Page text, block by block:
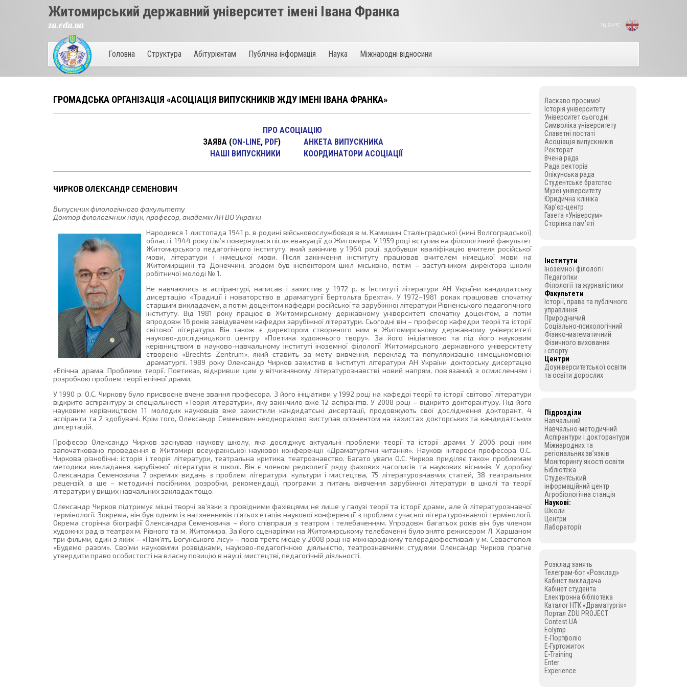
16,94 °C
Житомирський державний університет імені Івана Франка
zu.edu.ua
Головна Структура Абітурієнтам Публічна інформація Наука Міжнародні відносини
ГРОМАДСЬКА ОРГАНІЗАЦІЯ «АСОЦІАЦІЯ ВИПУСКНИКІВ ЖДУ ІМЕНІ ІВАНА ФРАНКА»
ПРО АСОЦІАЦІЮ
ЗАЯВА (ON-LINE, PDF)
АНКЕТА ВИПУСКНИКА
НАШI ВИПУСКНИКИ
КООРДИНАТОРИ АСОЦІАЦІЇ
ЧИРКОВ ОЛЕКСАНДР СЕМЕНОВИЧ
Випускник філологічного факультету
Доктор філологічних наук, професор, академік АН ВО України
Народився 1 листопада 1941 р. в родині військовослужбовця в м. Камишин Сталінградської (нині Волгоградської)
області. 1944 року сім’я повернулася після евакуації до Житомира. У 1959 році вступив на філологічний факультет
Житомирського педагогічного інституту, який закінчив у 1964 році, здобувши кваліфікацію вчителя російської
мови, літератури і німецької мови. Після закінчення інституту працював вчителем німецької мови на
Житомирщині та Донеччині, згодом був інспектором шкіл міськвно, потім – заступником директора школи
робітничої молоді № 1.
Не навчаючись в аспірантурі, написав і захистив у 1972 р. в Інституті літератури АН України кандидатську
дисертацію «Традиції і новаторство в драматургії Бертольта Брехта». У 1972–1981 роках працював спочатку
старшим викладачем, а потім доцентом кафедри російської та зарубіжної літератури Рівненського педагогічного
інституту. Від 1981 року працює в Житомирському державному університеті спочатку доцентом, а потім
впродовж 16 років завідувачем кафедри зарубіжної літератури. Сьогодні він – професор кафедри теорії та історії
світової літератури. Він також є директором створеного ним в Житомирському державному університеті
науково-дослідницького центру «Поетика художнього твору». За його ініціативою та під його науковим
керівництвом в науково-навчальному інституті іноземної філології Житомирського державного університету
створено «Brechts Zentrum», який ставить за мету вивчення, переклад та популяризацію німецькомовної
драматургії. 1989 року Олександр Чирков захистив в Інституті літератури АН України докторську дисертацію
«Епічна драма. Проблеми теорії. Поетика», відкривши цим у вітчизняному літературознавстві новий напрям, пов’язаний з осмисленням і
розробкою проблем теорії епічної драми.
У 1990 р. О.С. Чиркову було присвоєне вчене звання професора. З його ініціативи у 1992 році на кафедрі теорії та історії світової літератури
відкрито аспірантуру зі спеціальності «Теорія літератури», яку закінчило вже 12 аспірантів. У 2008 році – відкрито докторантуру. Під його
науковим керівництвом 11 молодих науковців вже захистили кандидатські дисертації, продовжують свої дослідження докторант, 4
аспіранти та 2 здобувачі. Крім того, Олександр Семенович неодноразово виступав опонентом на захистах докторських та кандидатських
дисертацій.
Професор Олександр Чирков заснував наукову школу, яка досліджує актуальні проблеми теорії та історії драми. У 2006 році ним
започатковано проведення в Житомирі всеукраїнської наукової конференції «Драматургічні читання». Наукові інтереси професора О.С.
Чиркова різнобічні: історія і теорія літератури, театральна критика, театрознавство. Багато уваги О.С. Чирков приділяє також проблемам
методики викладання зарубіжної літератури в школі. Він є членом редколегії ряду фахових часописів та наукових вісників. У доробку
Олександра Семеновича 7 окремих видань з проблем літератури, культури і мистецтва, 75 літературознавчих статей, 38 театральних
рецензій, а ще – методичні посібники, розробки, рекомендації, програми з питань вивчення зарубіжної літератури в школі та теорії
літератури у вищих навчальних закладах тощо.
Олександр Чирков підтримує міцні творчі зв’язки з провідними фахівцями не лише у галузі теорії та історії драми, але й літературознавчої
термінології. Зокрема, він був одним із натхненників п’ятьох етапів наукової конференції з проблем сучасної літературознавчої термінології.
Окрема сторінка біографії Олександра Семеновича – його співпраця з театром і телебаченням. Упродовж багатьох років він був членом
художніх рад в театрах м. Рівного та м. Житомира. За його сценаріями на Житомирському телебаченні було знято режисером Л. Харшаном
три фільми, один з яких – «Пам’ять Богунського лісу» – посів третє місце у 2008 році на міжнародному телерадіофестивалі у м. Севастополі
«Будемо разом». Своїми науковими розвідками, науково-педагогічною діяльністю, театрознавчими студіями Олександр Чирков прагне
утвердити право особистості на власну позицію в науці, мистецтві, педагогічній діяльності.
Ласкаво просимо!
Історія університету
Університет сьогодні
Символіка університету
Славетні постаті
Асоціація випускників
Ректорат
Вчена рада
Рада ректорів
Опікунська рада
Студентське братство
Музеї університету
Юридична клініка
Кар’єр-центр
Газета «Універсум»
Сторінка пам’яті
Інститути
Іноземної філології
Педагогіки
Філології та журналістики
Факультети
Історії, права та публічного
управління
Природничий
Соціально-психологічний
Фізико-математичний
Фізичного виховання
і спорту
Центри
Доуніверситетської освіти
та освіти дорослих
Підрозділи
Навчальний
Навчально-методичний
Аспірантури і докторантури
Міжнародних та
регіональних зв’язків
Моніторингу якості освіти
Бібліотека
Студентський
інформаційний центр
Агробіологічна станція
Наукові:
Школи
Центри
Лабораторії
Розклад занять
Телеграм-бот «Розклад»
Кабінет викладача
Кабінет студента
Електронна бібліотека
Каталог НТК «Драматургія»
Портал ZDU PROJECT
Contest.UA
Eolymp
E-Портфоліо
E-Гуртожиток
E-Training
Enter
Experience